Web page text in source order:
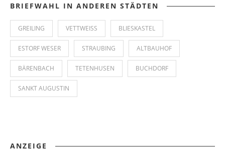
BRIEFWAHL IN ANDEREN STÄDTEN
GREILING VETTWEISS BLIESKASTEL
ESTORF WESER STRAUBING ALTBAUHOF
BÄRENBACH TETENHUSEN BUCHDORF
SANKT AUGUSTIN
ANZEIGE